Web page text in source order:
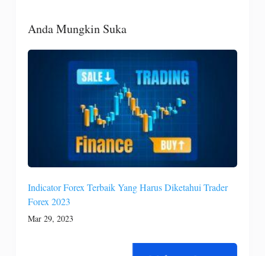
Anda Mungkin Suka
Indicator Forex Terbaik Yang Harus Diketahui Trader
Forex 2023
Mar 29, 2023